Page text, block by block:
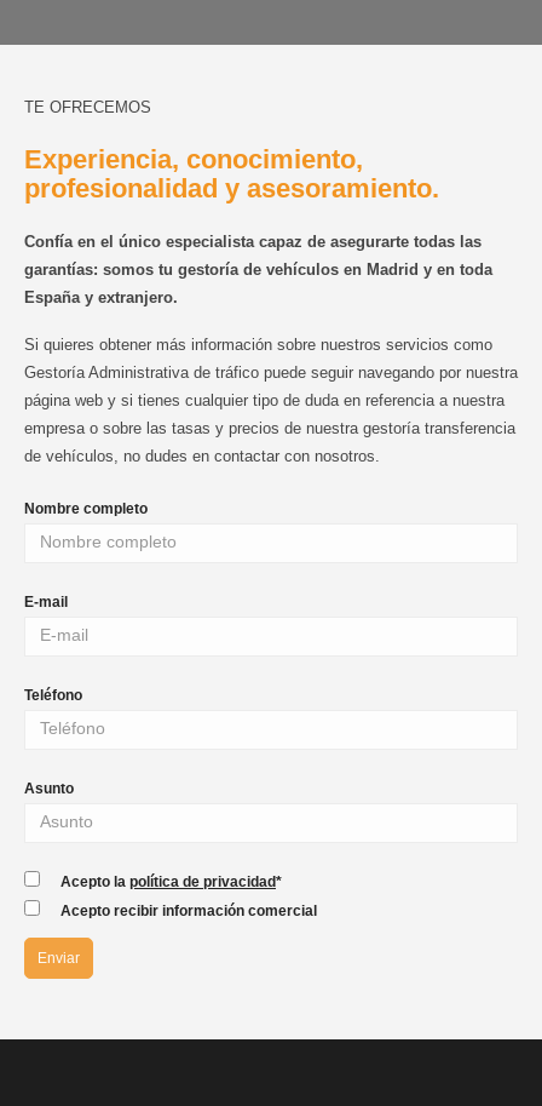
TE OFRECEMOS
Experiencia, conocimiento,
profesionalidad y asesoramiento.
Confía en el único especialista capaz de asegurarte todas las
garantías: somos tu gestoría de vehículos en Madrid y en toda
España y extranjero.
Si quieres obtener más información sobre nuestros servicios como
Gestoría Administrativa de tráfico puede seguir navegando por nuestra
página web y si tienes cualquier tipo de duda en referencia a nuestra
empresa o sobre las tasas y precios de nuestra gestoría transferencia
de vehículos, no dudes en contactar con nosotros.
Nombre completo
E-mail
Teléfono
Asunto
Acepto la política de privacidad*
Acepto recibir información comercial